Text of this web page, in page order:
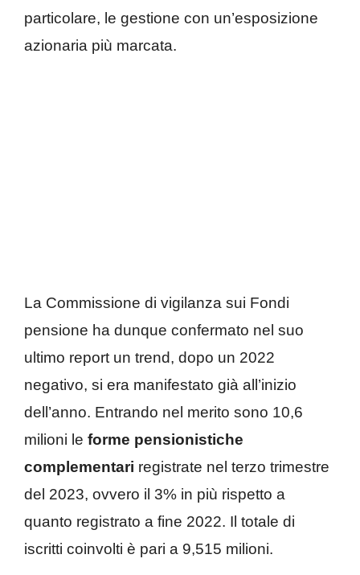
particolare, le gestione con un’esposizione
azionaria più marcata.
La Commissione di vigilanza sui Fondi
pensione ha dunque confermato nel suo
ultimo report un trend, dopo un 2022
negativo, si era manifestato già all’inizio
dell’anno. Entrando nel merito sono 10,6
milioni le forme pensionistiche
complementari registrate nel terzo trimestre
del 2023, ovvero il 3% in più rispetto a
quanto registrato a fine 2022. Il totale di
iscritti coinvolti è pari a 9,515 milioni.